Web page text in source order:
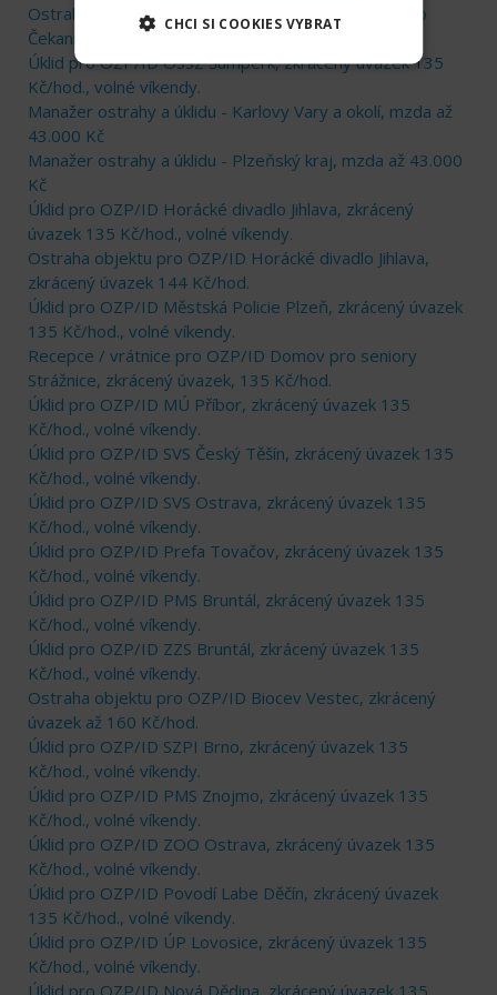
Ostraha objektu pro OZP/ID ZZN Pelhřimov a.s., silo
Čekanice, zkrácený úvazek 144 Kč/hod.
Úklid pro OZP/ID OSSZ Šumperk, zkrácený úvazek 135
Kč/hod., volné víkendy.
Manažer ostrahy a úklidu - Karlovy Vary a okolí, mzda až
43.000 Kč
Manažer ostrahy a úklidu - Plzeňský kraj, mzda až 43.000
Kč
Úklid pro OZP/ID Horácké divadlo Jihlava, zkrácený
úvazek 135 Kč/hod., volné víkendy.
Ostraha objektu pro OZP/ID Horácké divadlo Jihlava,
zkrácený úvazek 144 Kč/hod.
Úklid pro OZP/ID Městská Policie Plzeň, zkrácený úvazek
135 Kč/hod., volné víkendy.
Recepce / vrátnice pro OZP/ID Domov pro seniory
Strážnice, zkrácený úvazek, 135 Kč/hod.
Úklid pro OZP/ID MÚ Příbor, zkrácený úvazek 135
Kč/hod., volné víkendy.
Úklid pro OZP/ID SVS Český Těšín, zkrácený úvazek 135
Kč/hod., volné víkendy.
Úklid pro OZP/ID SVS Ostrava, zkrácený úvazek 135
Kč/hod., volné víkendy.
Úklid pro OZP/ID Prefa Tovačov, zkrácený úvazek 135
Kč/hod., volné víkendy.
Úklid pro OZP/ID PMS Bruntál, zkrácený úvazek 135
Kč/hod., volné víkendy.
Úklid pro OZP/ID ZZS Bruntál, zkrácený úvazek 135
Kč/hod., volné víkendy.
Ostraha objektu pro OZP/ID Biocev Vestec, zkrácený
úvazek až 160 Kč/hod.
Úklid pro OZP/ID SZPI Brno, zkrácený úvazek 135
Kč/hod., volné víkendy.
Úklid pro OZP/ID PMS Znojmo, zkrácený úvazek 135
Kč/hod., volné víkendy.
Úklid pro OZP/ID ZOO Ostrava, zkrácený úvazek 135
Kč/hod., volné víkendy.
Úklid pro OZP/ID Povodí Labe Děčín, zkrácený úvazek
135 Kč/hod., volné víkendy.
Úklid pro OZP/ID ÚP Lovosice, zkrácený úvazek 135
Kč/hod., volné víkendy.
Úklid pro OZP/ID Nová Dědina, zkrácený úvazek 135
CHCI SI COOKIES VYBRAT